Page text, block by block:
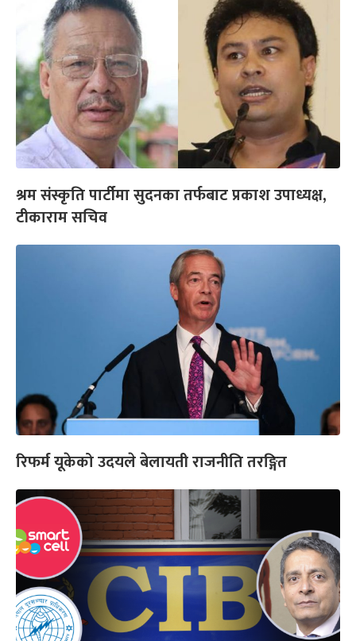
श्रम संस्कृति पार्टीमा सुदनका तर्फबाट प्रकाश उपाध्यक्ष,
टीकाराम सचिव
रिफर्म यूकेको उदयले बेलायती राजनीति तरङ्गित